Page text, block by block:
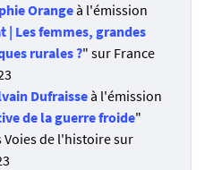
Orangeà l'émission
| Les femmes, grandes
rurales ?" sur France
Dufraisseà l'émission
de la guerre froide"
Voies de l'histoire sur